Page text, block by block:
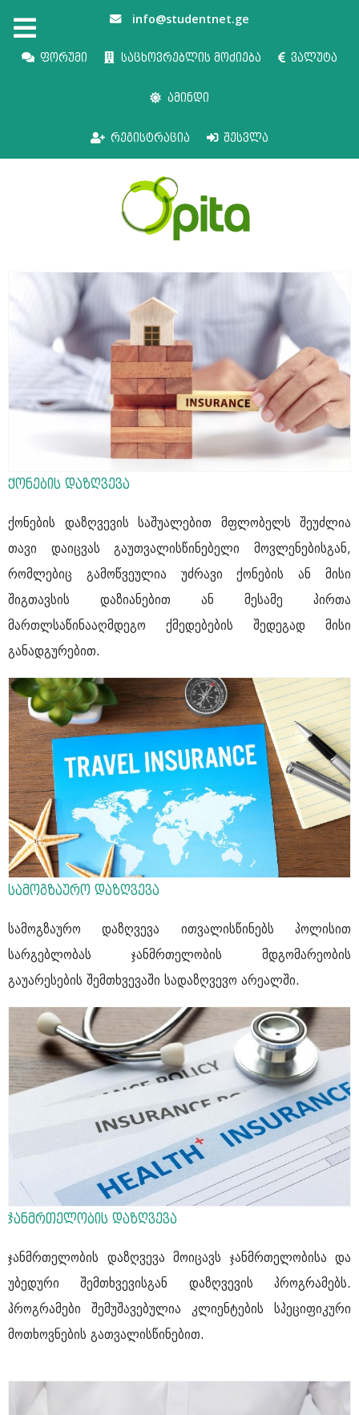
info@studentnet.ge
ფორუმი საცხოვრებლის მოძიება ვალუტა
ამინდი
რეგისტრაცია შესვლა
ქონების დაზღვევა
ქონების დაზღვევის საშუალებით მფლობელს შეუძლია
თავი დაიცვას გაუთვალისწინებელი მოვლენებისგან,
რომლებიც გამოწვეულია უძრავი ქონების ან მისი
შიგთავსის დაზიანებით ან მესამე პირთა
მართლსაწინააღმდეგო ქმედებების შედეგად მისი
განადგურებით.
სამოგზაურო დაზღვევა
სამოგზაურო დაზღვევა ითვალისწინებს პოლისით
სარგებლობას ჯანმრთელობის მდგომარეობის
გაუარესების შემთხვევაში სადაზღვევო არეალში.
ჯანმრთელობის დაზღვევა
ჯანმრთელობის დაზღვევა მოიცავს ჯანმრთელობისა და
უბედური შემთხვევისგან დაზღვევის პროგრამებს.
პროგრამები შემუშავებულია კლიენტების სპეციფიკური
მოთხოვნების გათვალისწინებით.